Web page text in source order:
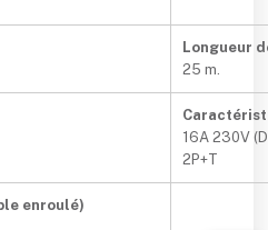
Longueur
25 m.
16A 230V
2P+T
enroulé)